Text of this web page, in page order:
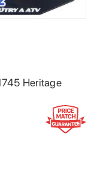
Heritage